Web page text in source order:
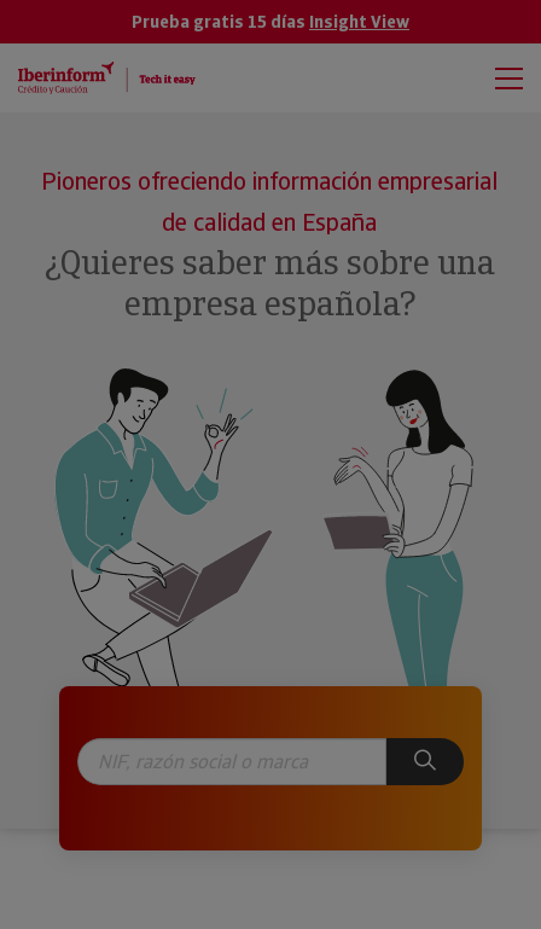
Prueba gratis 15 días Insight View
Pioneros ofreciendo información empresarial
de calidad en España
¿Quieres saber más sobre una
empresa española?